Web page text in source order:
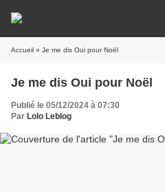
Accueil » Je me dis Oui pour Noël
Je me dis Oui pour Noël
Publié le 05/12/2024 à 07:30
Par Lolo Leblog